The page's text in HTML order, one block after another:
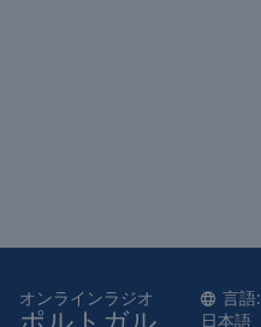
Family
オンラインラジオ
言語:
日本語